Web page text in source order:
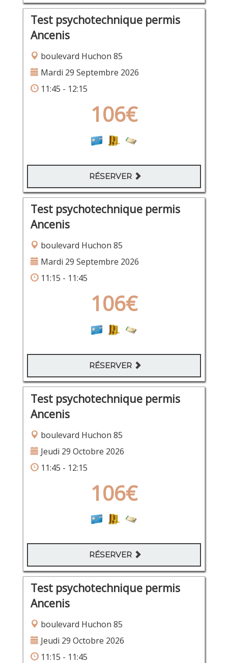
Test psychotechnique permis
Ancenis
boulevard Huchon 85
Mardi 29 Septembre 2026
11:45 - 12:15
106€
RÉSERVER
Test psychotechnique permis
Ancenis
boulevard Huchon 85
Mardi 29 Septembre 2026
11:15 - 11:45
106€
RÉSERVER
Test psychotechnique permis
Ancenis
boulevard Huchon 85
Jeudi 29 Octobre 2026
11:45 - 12:15
106€
RÉSERVER
Test psychotechnique permis
Ancenis
boulevard Huchon 85
Jeudi 29 Octobre 2026
11:15 - 11:45